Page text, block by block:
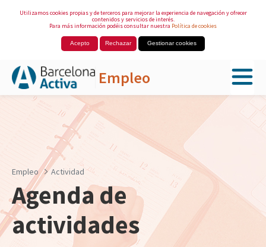
Utilizamos cookies propias y de terceros para mejorar la experiencia de navegación y ofrecer
contenidos y servicios de interés.
Para más información podéis consultar nuestra Política de cookies
Acepto Rechazar Gestionar cookies
Empleo
Saltar al contenido principal
Empleo Actividad
Agenda de
actividades